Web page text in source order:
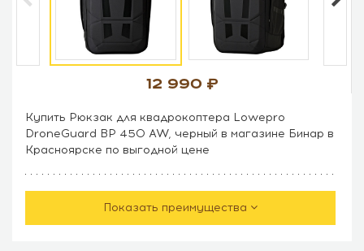
12 990
Купить Рюкзак для квадрокоптера Lowepro
DroneGuard BP 450 AW, черный в магазине Бинар в
Красноярске по выгодной цене
Показать преимущества